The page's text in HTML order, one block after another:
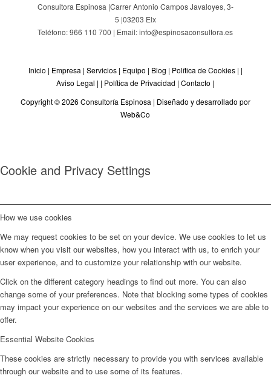
Consultora Espinosa |Carrer Antonio Campos Javaloyes, 3-
5 |03203 Elx
Teléfono: 966 110 700 | Email: info@espinosaconsultora.es
Inicio | Empresa | Servicios| Equipo | Blog | Política de Cookies| |
Aviso Legal | | Política de Privacidad |Contacto |
Copyright © 2026 Consultoría Espinosa | Diseñado y desarrollado por
Web&Co
Cookie and Privacy Settings
How we use cookies
We may request cookies to be set on your device. We use cookies to let us
know when you visit our websites, how you interact with us, to enrich your
user experience, and to customize your relationship with our website.
Click on the different category headings to find out more. You can also
change some of your preferences. Note that blocking some types of cookies
may impact your experience on our websites and the services we are able to
offer.
Essential Website Cookies
These cookies are strictly necessary to provide you with services available
through our website and to use some of its features.